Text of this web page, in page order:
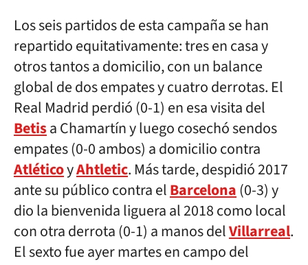
Los seis partidos de esta campaña se han
repartido equitativamente: tres en casa y
otros tantos a domicilio, con un balance
global de dos empates y cuatro derrotas. El
Real Madrid perdió (0-1) en esa visita del
Betisa Chamartín y luego cosechó sendos
empates (0-0 ambos) a domicilio contra
AtléticoyAhtletic. Más tarde, despidió 2017
ante su público contra elBarcelona(0-3) y
dio la bienvenida liguera al 2018 como local
con otra derrota (0-1) a manos delVillarreal.
El sexto fue ayer martes en campo del